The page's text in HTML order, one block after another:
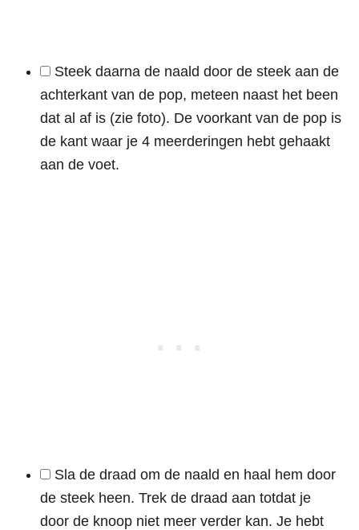
Steek daarna de naald door de steek aan de
achterkant van de pop, meteen naast het been
dat al af is (zie foto). De voorkant van de pop is
de kant waar je 4 meerderingen hebt gehaakt
aan de voet.
Sla de draad om de naald en haal hem door
de steek heen. Trek de draad aan totdat je
door de knoop niet meer verder kan. Je hebt